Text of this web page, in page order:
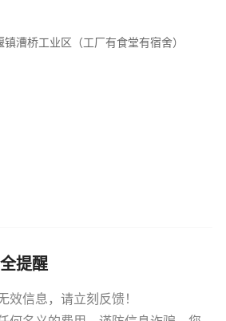
漕桥工业区（工厂有食堂有宿舍）
提醒
效信息，请立刻反馈！